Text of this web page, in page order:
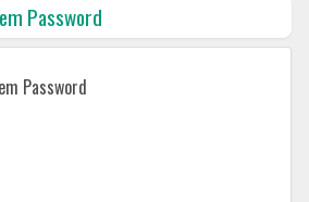
Password
Password